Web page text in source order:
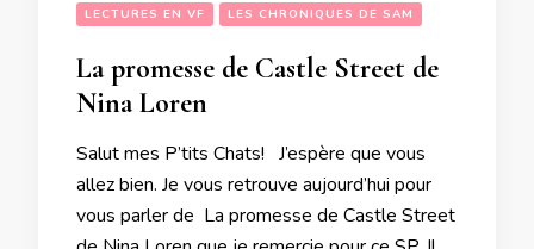
LECTURES EN VF LES CHRONIQUES DE SAM
La promesse de Castle Street de
Nina Loren
Salut mes P’tits Chats! J’espère que vous
allez bien. Je vous retrouve aujourd’hui pour
vous parler de La promesse de Castle Street